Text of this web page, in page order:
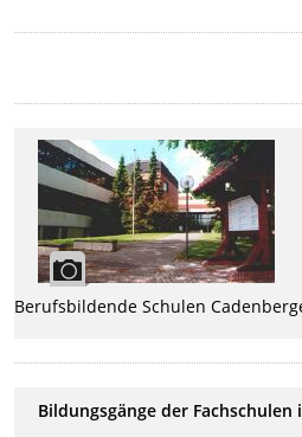
Berufsbildende Schulen
Bildungsgänge der Fachschulen